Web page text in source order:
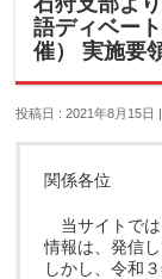
語ディベー
催） 実施要
投稿日 : 2021年8月15日
関係各位
当サイトでは
情報は、発信し
しかし、令和